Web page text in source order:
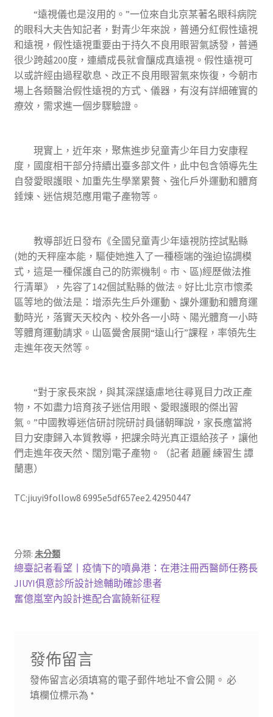
“遠視儀也是沒用的。”一位來自北京某著名眼科病院
的眼科大夫告知記者，對青少年來說，普通分紅假性遠視
和遠視，假性遠視重要由于持久不良用眼習氣誘發，普通
很少跨越200度，連續成長就會釀成真遠視。假性遠視可
以或許經由過程歇息、改正不良用眼習氣來恢復，今朝市
場上各類醫治假性遠視的方式、儀器，有沒有詳細確實的
療效，需求進一個步驟驗證。
現實上，近年來，聚焦進步兒童青少年目力安康程
度，國度相干部分持續出臺多部文件，此中包含領導先生
自發愛眼護眼、加重先生學業累贅、強化戶外運動和體育
錘煉、迷信規范應用電子產物等。
教導部近日發布《全國兒童青少年遠視防控試點縣
(她的天秤座本能，驅使她進入了一種極端的強迫協調模
式，這是一種保護自己的防禦機制。市、區)經歷做法推
行清單》，先容了142個試點縣的做法。好比北京市懷柔
區等地的做法是：增添先生戶外運動、課外運動和體育運
動時光，落實天天校內、校外各一小時、陽光體育一小時
等體育運動請求。山區黌舍展開“遠山行”課程，率領先生
走進年夜天然等。
“對于家長來說，與其深謀遠慮地往尋覓目力改正產
物，不如盡力培育孩子迷信用眼、愛眼護眼的傑出習
氣。”中國教導迷信研討院研討員儲朝暉說，家長應當將
目力安康歸入本質教導，把課余時光真正還給孩子，讓他
們走進年夜天然、闊別電子產物。（記者 趙麗 練習生 譚
蘭惠）
TC:jiuyi9follow8 6995e5df657ee2.42950447
分類: 未分類
文
章
上
一
篇
總臺記者看望丨疫情下的噴鼻港：在港注冊西醫師任務長
JIUYI俱意診所設計途輔助確診患者
下
奮億嵐室內設計進配合富饒新征程
發佈留言
發佈留言必須填寫的電子郵件地址不會公開。 必
填欄位標示為 *